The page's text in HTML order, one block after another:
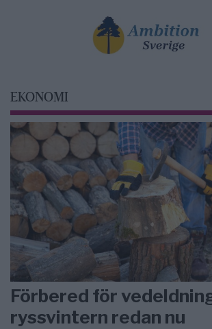
EKONOMI
Förbered för
ryssvintern redan nu